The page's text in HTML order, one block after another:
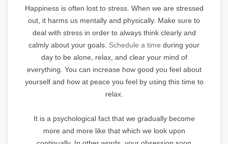
Happiness is often lost to stress. When we are stressed
out, it harms us mentally and physically. Make sure to
deal with stress in order to always think clearly and
calmly about your goals. Schedule a time during your
day to be alone, relax, and clear your mind of
everything. You can increase how good you feel about
yourself and how at peace you feel by using this time to
relax.
It is a psychological fact that we gradually become
more and more like that which we look upon